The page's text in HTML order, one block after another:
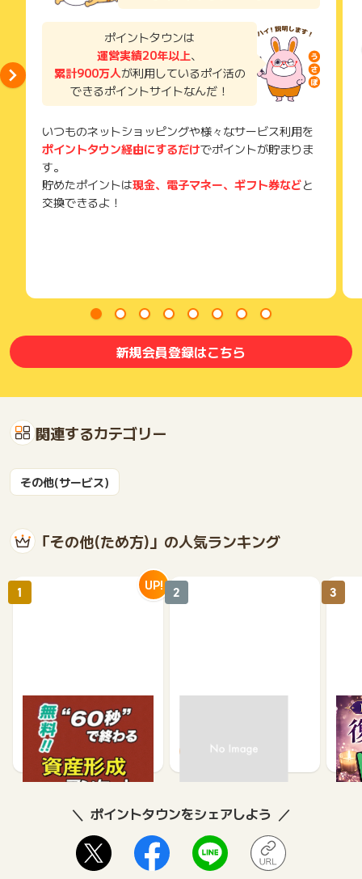
了などのメールは、ポイント獲得するまで必ず保管してくださ
獲得待ち・獲得失敗の状態でお問い合わせされる際に、該当の
メールを送っていただく場合がございます。
そのため、紛失・破棄された場合は対応いたしかねますので、
ご注意ください。
(※) SafariやChromeなどwebサイトを表示するアプリのこと
ポイントタウンは
運営実績20年以上、
累計900万人が利用しているポイ活の
できるポイントサイトなんだ！
いつものネットショッピングや様々なサービス利用を
ポイントタウン経由にするだけでポイントが貯まりま
す。
貯めたポイントは現金、電子マネー、ギフト券などと
交換できるよ！
新規会員登録はこちら
関連するカテゴリー
その他(サービス)
「その他(ため方)」の人気ランキング
【無料・60秒で終わる】
資産形成に関するアンケ
ート
675 1,200
1 UP!
64
2
復
ケー
3
ポイントタウンをシェアしよう